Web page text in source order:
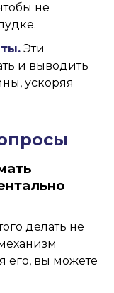
не
Эти
и выводить
ускоряя
делать не
его, вы можете